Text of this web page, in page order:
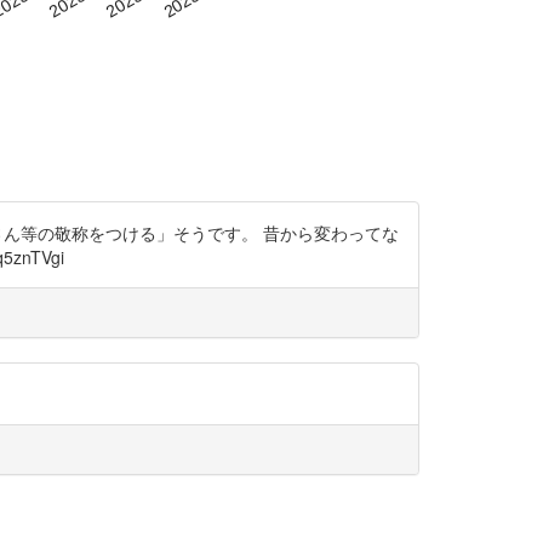
等の敬称をつける」そうです。 昔から変わってな